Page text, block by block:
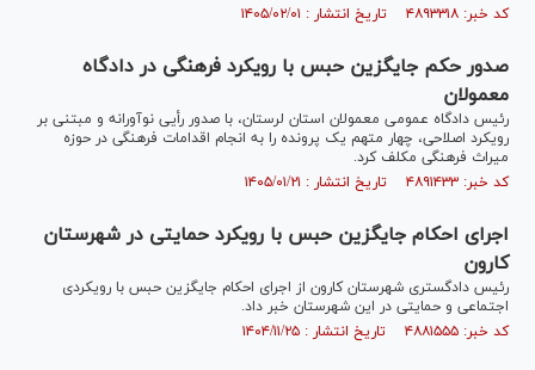
کد خبر: ۴۸۹۳۳۱۸ تاریخ انتشار : ۱۴۰۵/۰۲/۰۱
صدور حکم جایگزین حبس با رویکرد فرهنگی در دادگاه
معمولان
رئیس دادگاه عمومی معمولان استان لرستان، با صدور رأیی نوآورانه و مبتنی بر
رویکرد اصلاحی، چهار متهم یک پرونده را به انجام اقدامات فرهنگی در حوزه
میراث فرهنگی مکلف کرد.
کد خبر: ۴۸۹۱۴۳۳ تاریخ انتشار : ۱۴۰۵/۰۱/۲۱
اجرای احکام جایگزین حبس با رویکرد حمایتی در شهرستان
کارون
رئیس دادگستری شهرستان کارون از اجرای احکام جایگزین حبس با رویکردی
اجتماعی و حمایتی در این شهرستان خبر داد.
کد خبر: ۴۸۸۱۵۵۵ تاریخ انتشار : ۱۴۰۴/۱۱/۲۵